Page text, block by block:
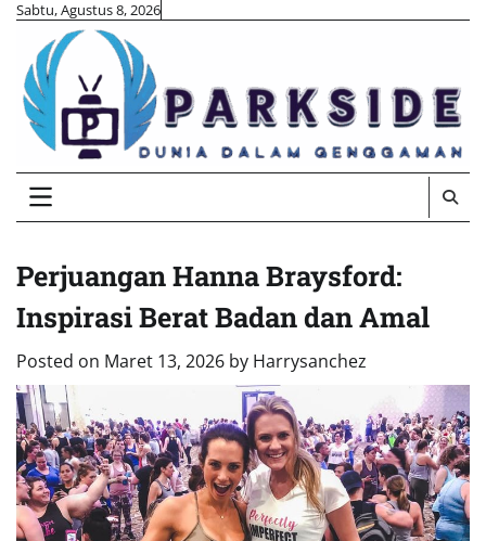
Skip
content
Sabtu, Agustus 8, 2026
Perjuangan Hanna Braysford:
Inspirasi Berat Badan dan Amal
Posted on Maret 13, 2026 by Harrysanchez